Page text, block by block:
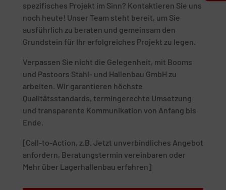
spezifisches Projekt im Sinn? Kontaktieren Sie uns
noch heute! Unser Team steht bereit, um Sie
ausführlich zu beraten und gemeinsam den
Grundstein für Ihr erfolgreiches Projekt zu legen.
Verpassen Sie nicht die Gelegenheit, mit Booms
und Pastoors Stahl- und Hallenbau GmbH zu
arbeiten. Wir garantieren höchste
Qualitätsstandards, termingerechte Umsetzung
und transparente Kommunikation von Anfang bis
Ende.
[Call-to-Action, z.B. Jetzt unverbindliches Angebot
anfordern, Beratungstermin vereinbaren oder
Mehr über Lagerhallenbau erfahren]